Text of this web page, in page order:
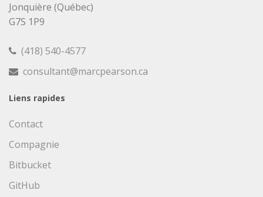
Jonquière (Québec)
G7S 1P9
(418) 540-4577
consultant@marcpearson.ca
Liens rapides
Contact
Compagnie
Bitbucket
GitHub